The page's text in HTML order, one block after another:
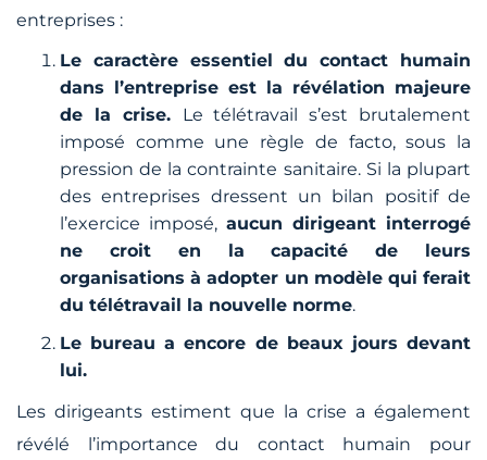
entreprises :
Le caractère essentiel du contact humain
dans l’entreprise est la révélation majeure
de la crise. Le télétravail s’est brutalement
imposé comme une règle de facto, sous la
pression de la contrainte sanitaire. Si la plupart
des entreprises dressent un bilan positif de
l’exercice imposé, aucun dirigeant interrogé
ne croit en la capacité de leurs
organisations à adopter un modèle qui ferait
du télétravail la nouvelle norme.
Le bureau a encore de beaux jours devant
lui.
Les dirigeants estiment que la crise a également
révélé l’importance du contact humain pour